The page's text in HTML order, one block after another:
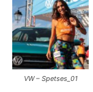
VW – Spetses_01